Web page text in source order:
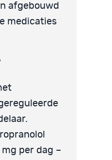
afgebouwd
medicaties
per dag –